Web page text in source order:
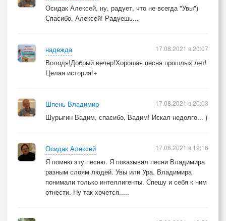
Осидак Алексей, ну, радует, что не всегда "Увы")
Спасибо, Алексей! Радуешь...
надежда
Володя!Добрый вечер!Хорошая песня прошлых лет!
Целая история!+
17.08.2021 в 20:07
Шпень Владимир
Шурыгин Вадим, спасибо, Вадим! Искал недолго... )
17.08.2021 в 20:03
Осидак Алексей
Я помню эту песню. Я показывал песни Владимира
разным слоям людей. Увы или Ура. Владимира
понимали только интеллигенты. Спешу и себя к ним
отнести. Ну так хочется.....
17.08.2021 в 19:16